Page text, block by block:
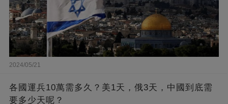
2024/05/21
各國運兵10萬需多久？美1天，俄3天，中國到底需
要多少天呢？